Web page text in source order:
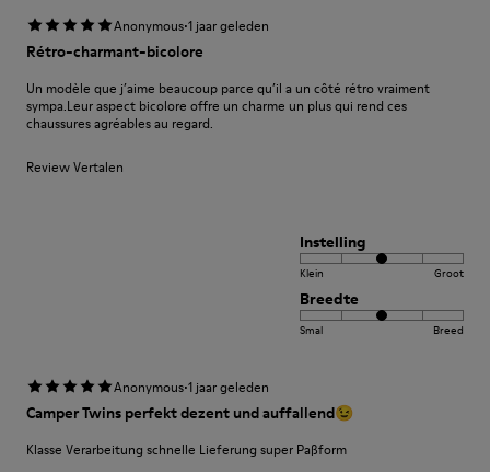
Anonymous·1 jaar geleden
Rétro-charmant-bicolore
Un modèle que j’aime beaucoup parce qu’il a un côté rétro vraiment
sympa.Leur aspect bicolore offre un charme un plus qui rend ces
chaussures agréables au regard.
Review Vertalen
Instelling
Klein Groot
Breedte
Smal Breed
Anonymous·1 jaar geleden
Camper Twins perfekt dezent und auffallend😉
Klasse Verarbeitung schnelle Lieferung super Paßform